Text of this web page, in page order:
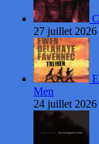
27 juillet 2026
Men
24 juillet 2026